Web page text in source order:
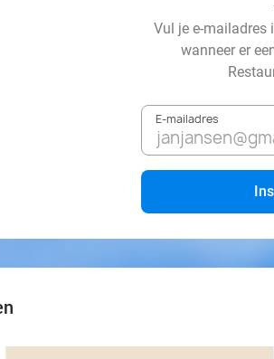
Vul je e-mailadres
wanneer er
E-mailadres